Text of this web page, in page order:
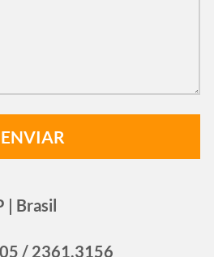
| Brasil
/ 2361.3156